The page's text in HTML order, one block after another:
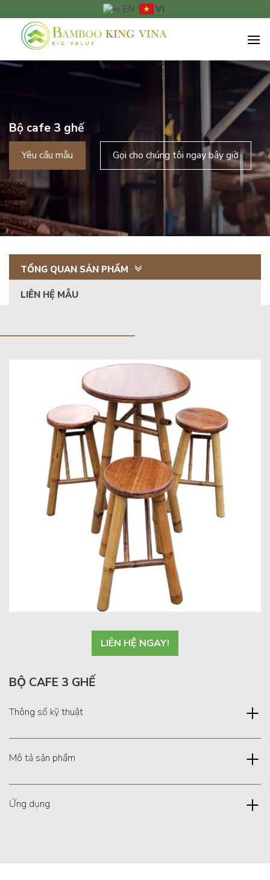
đến
EN VI
Bộ cafe 3 ghế
Yêu cầu mẫu Gọi cho chúng tôi ngay bây giờ
TỔNG QUAN SẢN PHẨM
LIÊN HỆ MẪU
LIÊN HỆ NGAY!
BỘ CAFE 3 GHẾ
Thông số kỹ thuật
Mô tả sản phẩm
Ứng dụng